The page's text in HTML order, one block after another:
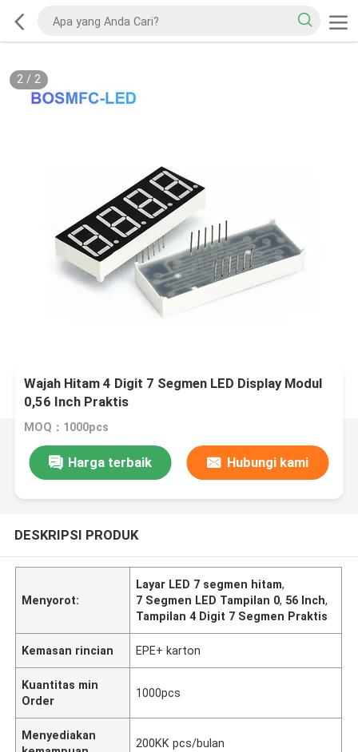
2/ 2
Wajah Hitam 4 Digit 7 Segmen LED Display Modul
0,56 Inch Praktis
MOQ：1000pcs
Harga terbaik Hubungi kami
DESKRIPSI PRODUK
Menyorot:
Layar LED 7 segmen hitam,
7 Segmen LED Tampilan 0, 56 Inch,
Tampilan 4 Digit 7 Segmen Praktis
Kemasan rincian EPE+ karton
Kuantitas min
Order
1000pcs
Menyediakan
200KK pcs/bulan